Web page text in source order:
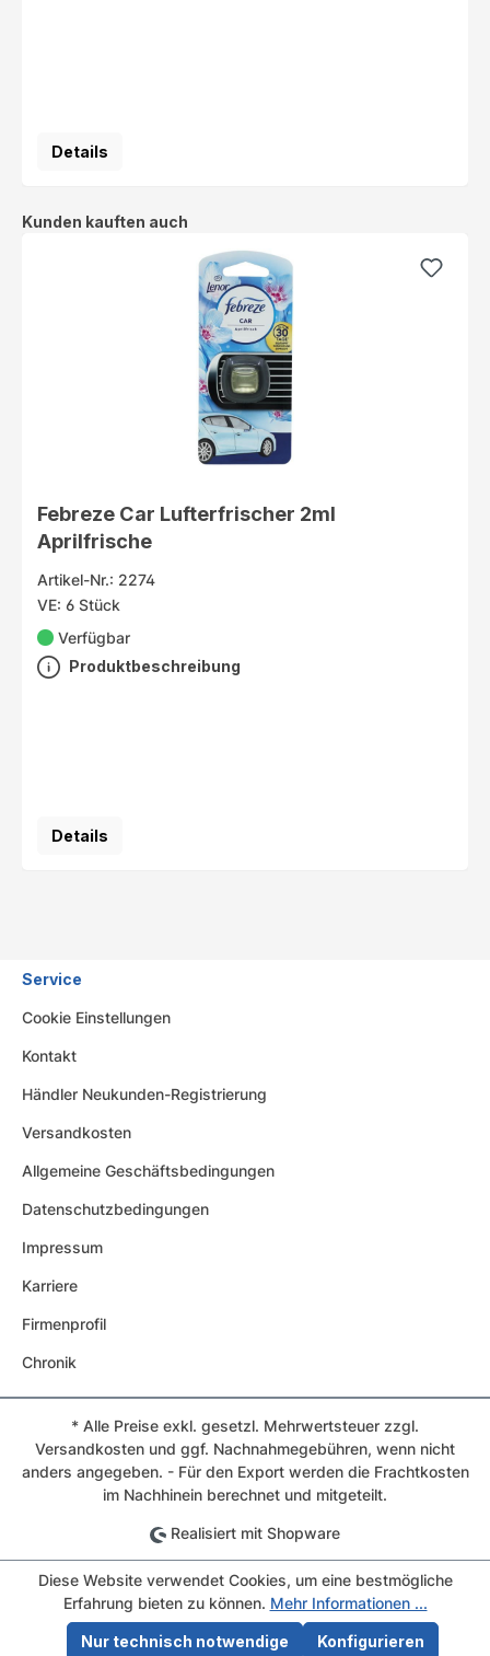
Details
Produktgalerie überspringen
Kunden kauften auch
Febreze Car Lufterfrischer 2ml
Aprilfrische
Artikel-Nr.: 2274
VE: 6 Stück
Verfügbar
Produktbeschreibung
Details
Service
Cookie Einstellungen
Kontakt
Händler Neukunden-Registrierung
Versandkosten
Allgemeine Geschäftsbedingungen
Datenschutzbedingungen
Impressum
Karriere
Firmenprofil
Chronik
* Alle Preise exkl. gesetzl. Mehrwertsteuer zzgl.
Versandkosten und ggf. Nachnahmegebühren, wenn nicht
anders angegeben. - Für den Export werden die Frachtkosten
im Nachhinein berechnet und mitgeteilt.
Realisiert mit Shopware
Diese Website verwendet Cookies, um eine bestmögliche
Erfahrung bieten zu können. Mehr Informationen ...
Nur technisch notwendige Konfigurieren